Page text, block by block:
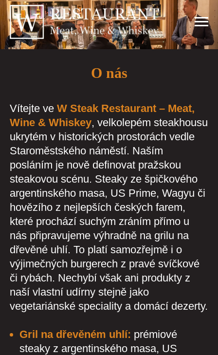
O nás
Vítejte ve W Steak Restaurant – Meat,
Wine & Whiskey, velkolepém steakhousu
ukrytém v historických prostorách vedle
Staroměstského náměstí. Naším
posláním je nově definovat pražskou
steakovou scénu. Steaky ze špičkového
argentinského masa, US Prime, Wagyu či
hovězího z nejlepších českých farem,
které prochází suchým zráním přímo u
nás připravujeme výhradně na grilu na
dřevěné uhlí. To platí samozřejmě i o
výjimečných burgerech z pravé svíčkové
či rybách. Nechybí však ani produkty z
naší vlastní udírny stejně jako
vegetariánské speciality a domácí dezerty.
Gril na dřevěném uhlí: prémiové
steaky z argentinského masa, US